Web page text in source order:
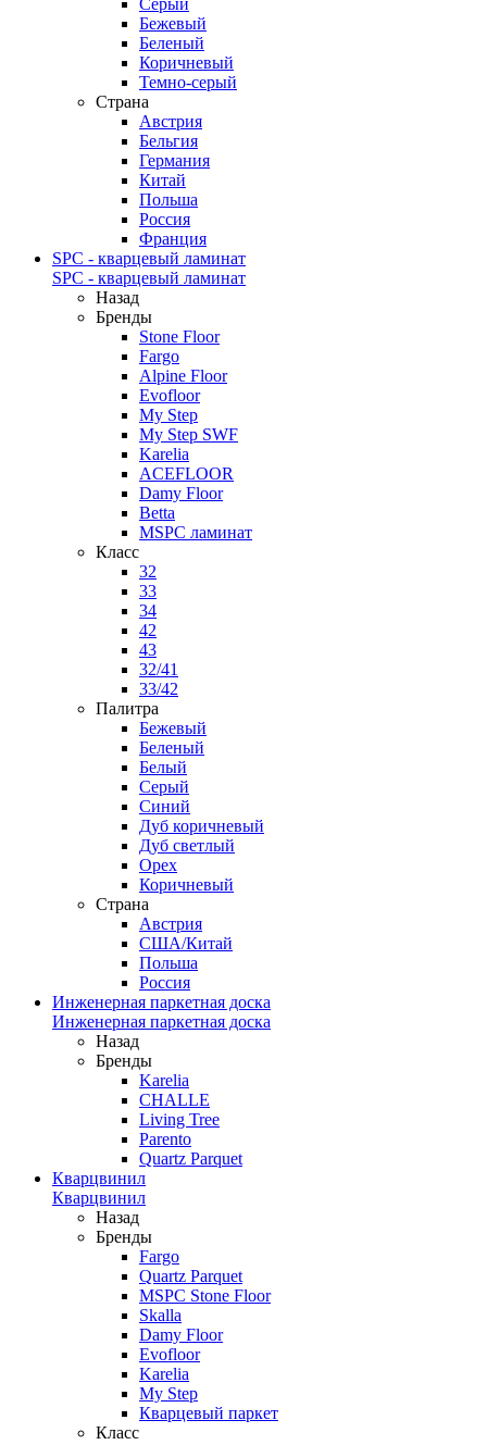
Серый
Бежевый
Беленый
Коричневый
Темно-серый
Страна
Австрия
Бельгия
Германия
Китай
Польша
Россия
Франция
SPC - кварцевый ламинат
SPC - кварцевый ламинат
Назад
Бренды
Stone Floor
Fargo
Alpine Floor
Evofloor
My Step
My Step SWF
Karelia
ACEFLOOR
Damy Floor
Betta
MSPC ламинат
Класс
32
33
34
42
43
32/41
33/42
Палитра
Бежевый
Беленый
Белый
Серый
Синий
Дуб коричневый
Дуб светлый
Орех
Коричневый
Страна
Австрия
США/Китай
Польша
Россия
Инженерная паркетная доска
Инженерная паркетная доска
Назад
Бренды
Karelia
CHALLE
Living Tree
Parento
Quartz Parquet
Кварцвинил
Кварцвинил
Назад
Бренды
Fargo
Quartz Parquet
MSPC Stone Floor
Skalla
Damy Floor
Evofloor
Karelia
My Step
Кварцевый паркет
Класс